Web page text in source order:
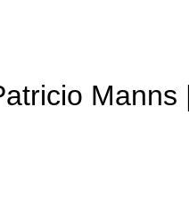
Manns